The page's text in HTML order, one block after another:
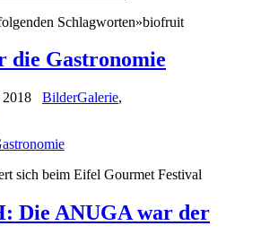
Schlagworten»biofruit
die Gastronomie
BilderGalerie,
sich beim Eifel Gourmet Festival
Die ANUGA war der